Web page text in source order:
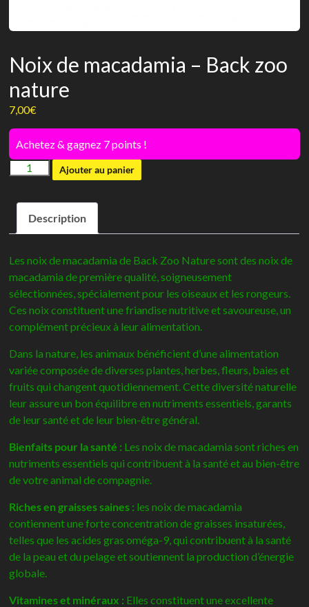
Noix de macadamia – Back zoo
nature
7,00€
Achetez & gagnez 7 points !
quantité
Noix
macadamia
zoo
nature
Ajouter au panier
Description
Les noix de macadamia de Back Zoo Nature sont des noix de
macadamia de première qualité, soigneusement
sélectionnées, spécialement pour les oiseaux et les rongeurs.
Ces noix constituent une friandise nutritive et savoureuse, un
complément précieux à leur alimentation.
Dans la nature, les animaux bénéficient d’une alimentation
variée composée de diverses plantes, herbes, fleurs, baies et
fruits qui changent quotidiennement. Cette diversité naturelle
leur assure un bon équilibre en nutriments essentiels, garants
de leur santé et de leur bien-être général.
Bienfaits pour la santé : Les noix de macadamia sont riches en
nutriments essentiels qui contribuent à la santé et au bien-être
de votre animal de compagnie.
Riches en graisses saines : les noix de macadamia
contiennent une forte concentration de graisses insaturées,
telles que les acides gras oméga-9, qui contribuent à la santé
de la peau et du pelage et soutiennent la production d’énergie
globale.
Vitamines et minéraux : Elles constituent une excellente